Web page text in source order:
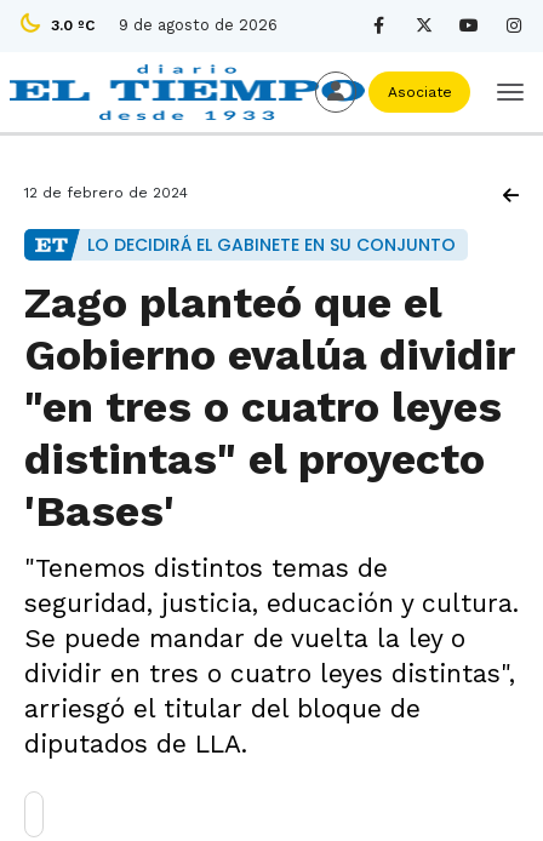
3.0 ºC 9 de agosto de 2026
Asociate
12 de febrero de 2024
LO DECIDIRÁ EL GABINETE EN SU CONJUNTO
Zago planteó que el
Gobierno evalúa dividir
"en tres o cuatro leyes
distintas" el proyecto
'Bases'
"Tenemos distintos temas de
seguridad, justicia, educación y cultura.
Se puede mandar de vuelta la ley o
dividir en tres o cuatro leyes distintas",
arriesgó el titular del bloque de
diputados de LLA.